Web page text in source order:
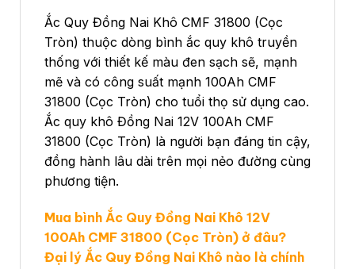
Ắc Quy Đồng Nai Khô CMF 31800 (Cọc
Tròn) thuộc dòng bình ắc quy khô truyền
thống với thiết kế màu đen sạch sẽ, mạnh
mẽ và có công suất mạnh 100Ah CMF
31800 (Cọc Tròn) cho tuổi thọ sử dụng cao.
Ắc quy khô Đồng Nai 12V 100Ah CMF
31800 (Cọc Tròn) là người bạn đáng tin cậy,
đồng hành lâu dài trên mọi nẻo đường cùng
phương tiện.
Mua bình Ắc Quy Đồng Nai Khô 12V
100Ah CMF 31800 (Cọc Tròn) ở đâu?
Đại lý Ắc Quy Đồng Nai Khô nào là chính